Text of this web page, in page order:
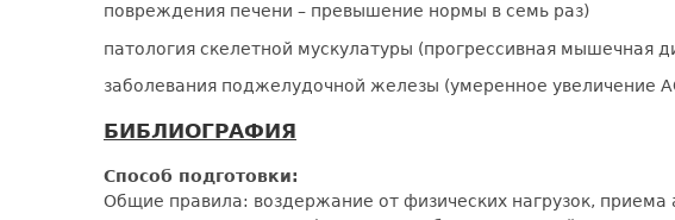
повреждения печени – превышение нормы в семь раз)
патология скелетной мускулатуры (прогрессивная мышечная
заболевания поджелудочной железы (умеренное увеличение
БИБЛИОГРАФИЯ
Способ подготовки:
Общие правила: воздержание от физических нагрузок, приема